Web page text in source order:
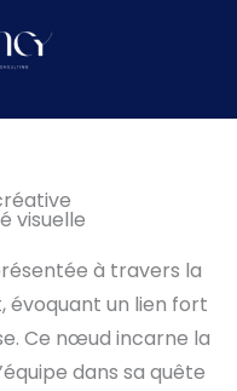
visuelle
à travers la
un lien fort
Ce nœud incarne la
dans sa quête